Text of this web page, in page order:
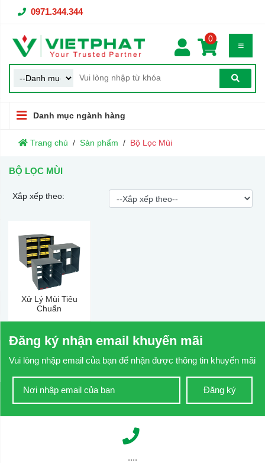
0971.344.344
0
Danh mục ngành hàng
Trang chủ Sản phẩm Bộ Lọc Mùi
BỘ LỌC MÙI
Xắp xếp theo:
Xử Lý Mùi Tiêu
Chuẩn
Đăng ký nhận email khuyến mãi
Vui lòng nhập email của bạn để nhận được thông tin khuyến mãi
Đăng ký
....